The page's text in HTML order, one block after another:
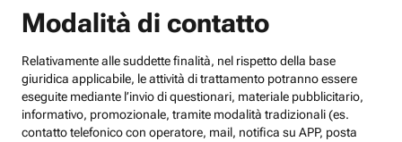
Modalità di contatto
Relativamente alle suddette finalità, nel rispetto della base
giuridica applicabile, le attività di trattamento potranno essere
eseguite mediante l’invio di questionari, materiale pubblicitario,
informativo, promozionale, tramite modalità tradizionali (es.
contatto telefonico con operatore, mail, notifica su APP, posta